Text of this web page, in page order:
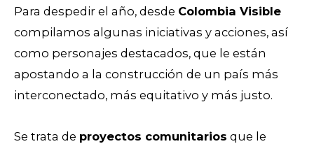
Para despedir el año, desde Colombia Visible
compilamos algunas iniciativas y acciones, así
como personajes destacados, que le están
apostando a la construcción de un país más
interconectado, más equitativo y más justo.
Se trata de proyectos comunitarios que le